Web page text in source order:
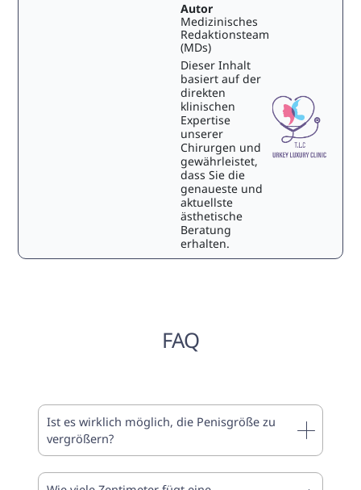
Autor
Medizinisches
Redaktionsteam
(MDs)
Dieser Inhalt
basiert auf der
direkten
klinischen
Expertise
unserer
Chirurgen und
gewährleistet,
dass Sie die
genaueste und
aktuellste
ästhetische
Beratung
erhalten.
FAQ
Ist es wirklich möglich, die Penisgröße zu
vergrößern?